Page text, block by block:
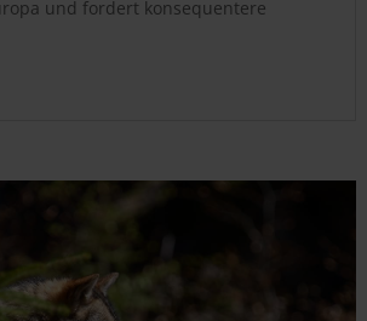
und fordert konsequentere